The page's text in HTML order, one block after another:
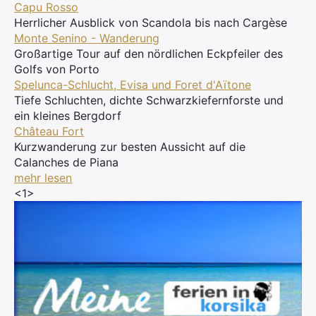
ab 41 Euro pro Tag
Capu Rosso
Herrlicher Ausblick von Scandola bis nach Cargèse
Monte Senino - Wanderung
Großartige Tour auf den nördlichen Eckpfeiler des
Golfs von Porto
Spelunca-Schlucht, Evisa und Foret d'Aïtone
Tiefe Schluchten, dichte Schwarzkiefernforste und
ein kleines Bergdorf
Château Fort
Kurzwanderung zur besten Aussicht auf die
Calanches de Piana
mehr lesen
<1>